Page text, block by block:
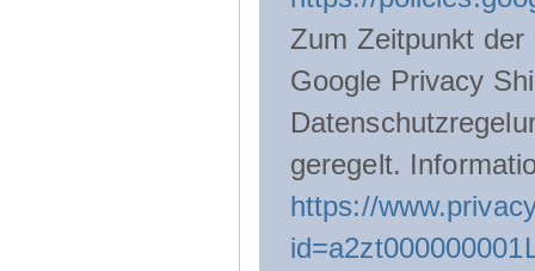
Zum Zeitpunkt der
Google Privacy
geregelt.
https://